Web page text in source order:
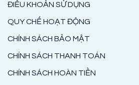
ĐIỀU KHOẢN SỬ DỤNG
QUY CHẾ HOẠT ĐỘNG
CHÍNH SÁCH BẢO MẬT
CHÍNH SÁCH THANH TOÁN
CHÍNH SÁCH HOÀN TIỀN